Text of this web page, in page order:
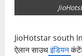
JioHotstar south
ऐलान साउथइंडियन